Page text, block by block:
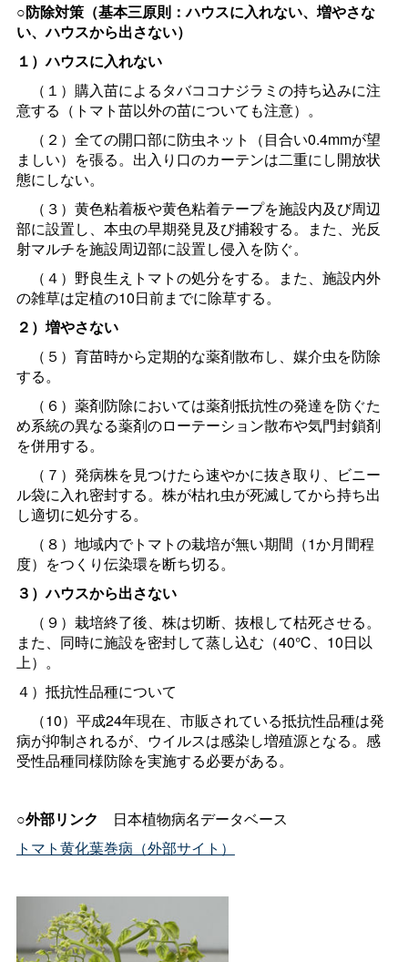
○防除対策（基本三原則：ハウスに入れない、増やさな
い、ハウスから出さない）
１）ハウスに入れない
（１）購入苗によるタバココナジラミの持ち込みに注
意する（トマト苗以外の苗についても注意）。
（２）全ての開口部に防虫ネット（目合い0.4mmが望
ましい）を張る。出入り口のカーテンは二重にし開放状
態にしない。
（３）黄色粘着板や黄色粘着テープを施設内及び周辺
部に設置し、本虫の早期発見及び捕殺する。また、光反
射マルチを施設周辺部に設置し侵入を防ぐ。
（４）野良生えトマトの処分をする。また、施設内外
の雑草は定植の10日前までに除草する。
２）増やさない
（５）育苗時から定期的な薬剤散布し、媒介虫を防除
する。
（６）薬剤防除においては薬剤抵抗性の発達を防ぐた
め系統の異なる薬剤のローテーション散布や気門封鎖剤
を併用する。
（７）発病株を見つけたら速やかに抜き取り、ビニー
ル袋に入れ密封する。株が枯れ虫が死滅してから持ち出
し適切に処分する。
（８）地域内でトマトの栽培が無い期間（1か月間程
度）をつくり伝染環を断ち切る。
３）ハウスから出さない
（９）栽培終了後、株は切断、抜根して枯死させる。
また、同時に施設を密封して蒸し込む（40℃、10日以
上）。
４）抵抗性品種について
（10）平成24年現在、市販されている抵抗性品種は発
病が抑制されるが、ウイルスは感染し増殖源となる。感
受性品種同様防除を実施する必要がある。
○外部リンク 日本植物病名データベース
トマト黄化葉巻病（外部サイト）